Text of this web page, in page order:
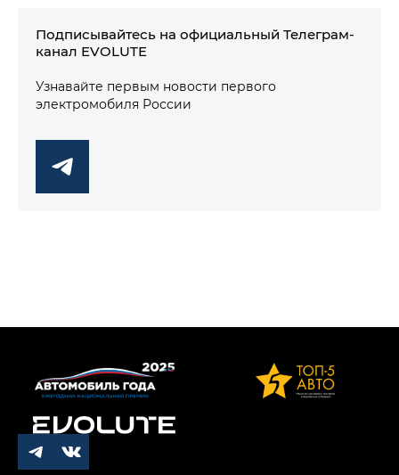
Подписывайтесь на официальный Телеграм-
канал EVOLUTE
Узнавайте первым новости первого
электромобиля России